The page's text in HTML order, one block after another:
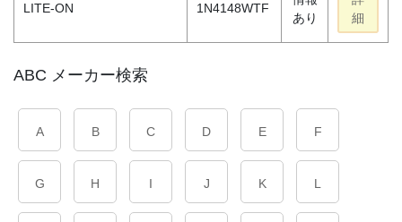
LITE-ON 1N4148WTF
あり
細
ABC メーカー検索
A B C D E F
G H I J K L